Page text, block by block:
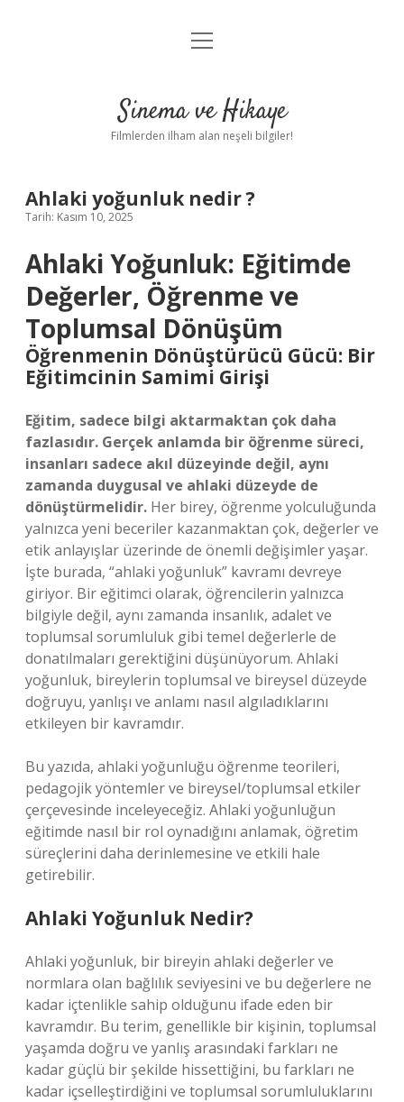
Gizlilik Politikası
Yasal Uyarı
menüyü
Sinema ve Hikaye
Filmlerden ilham alan neşeli bilgiler!
Ahlaki yoğunluk nedir ?
Tarih: Kasım 10, 2025
Ahlaki Yoğunluk: Eğitimde
Değerler, Öğrenme ve
Toplumsal Dönüşüm
Öğrenmenin Dönüştürücü Gücü: Bir
Eğitimcinin Samimi Girişi
Eğitim, sadece bilgi aktarmaktan çok daha
fazlasıdır. Gerçek anlamda bir öğrenme süreci,
insanları sadece akıl düzeyinde değil, aynı
zamanda duygusal ve ahlaki düzeyde de
dönüştürmelidir. Her birey, öğrenme yolculuğunda
yalnızca yeni beceriler kazanmaktan çok, değerler ve
etik anlayışlar üzerinde de önemli değişimler yaşar.
İşte burada, “ahlaki yoğunluk” kavramı devreye
giriyor. Bir eğitimci olarak, öğrencilerin yalnızca
bilgiyle değil, aynı zamanda insanlık, adalet ve
toplumsal sorumluluk gibi temel değerlerle de
donatılmaları gerektiğini düşünüyorum. Ahlaki
yoğunluk, bireylerin toplumsal ve bireysel düzeyde
doğruyu, yanlışı ve anlamı nasıl algıladıklarını
etkileyen bir kavramdır.
Bu yazıda, ahlaki yoğunluğu öğrenme teorileri,
pedagojik yöntemler ve bireysel/toplumsal etkiler
çerçevesinde inceleyeceğiz. Ahlaki yoğunluğun
eğitimde nasıl bir rol oynadığını anlamak, öğretim
süreçlerini daha derinlemesine ve etkili hale
getirebilir.
Ahlaki Yoğunluk Nedir?
Ahlaki yoğunluk, bir bireyin ahlaki değerler ve
normlara olan bağlılık seviyesini ve bu değerlere ne
kadar içtenlikle sahip olduğunu ifade eden bir
kavramdır. Bu terim, genellikle bir kişinin, toplumsal
yaşamda doğru ve yanlış arasındaki farkları ne
kadar güçlü bir şekilde hissettiğini, bu farkları ne
kadar içselleştirdiğini ve toplumsal sorumluluklarını